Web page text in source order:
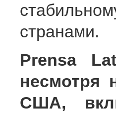
странами.
Prensa
несмотря
США,